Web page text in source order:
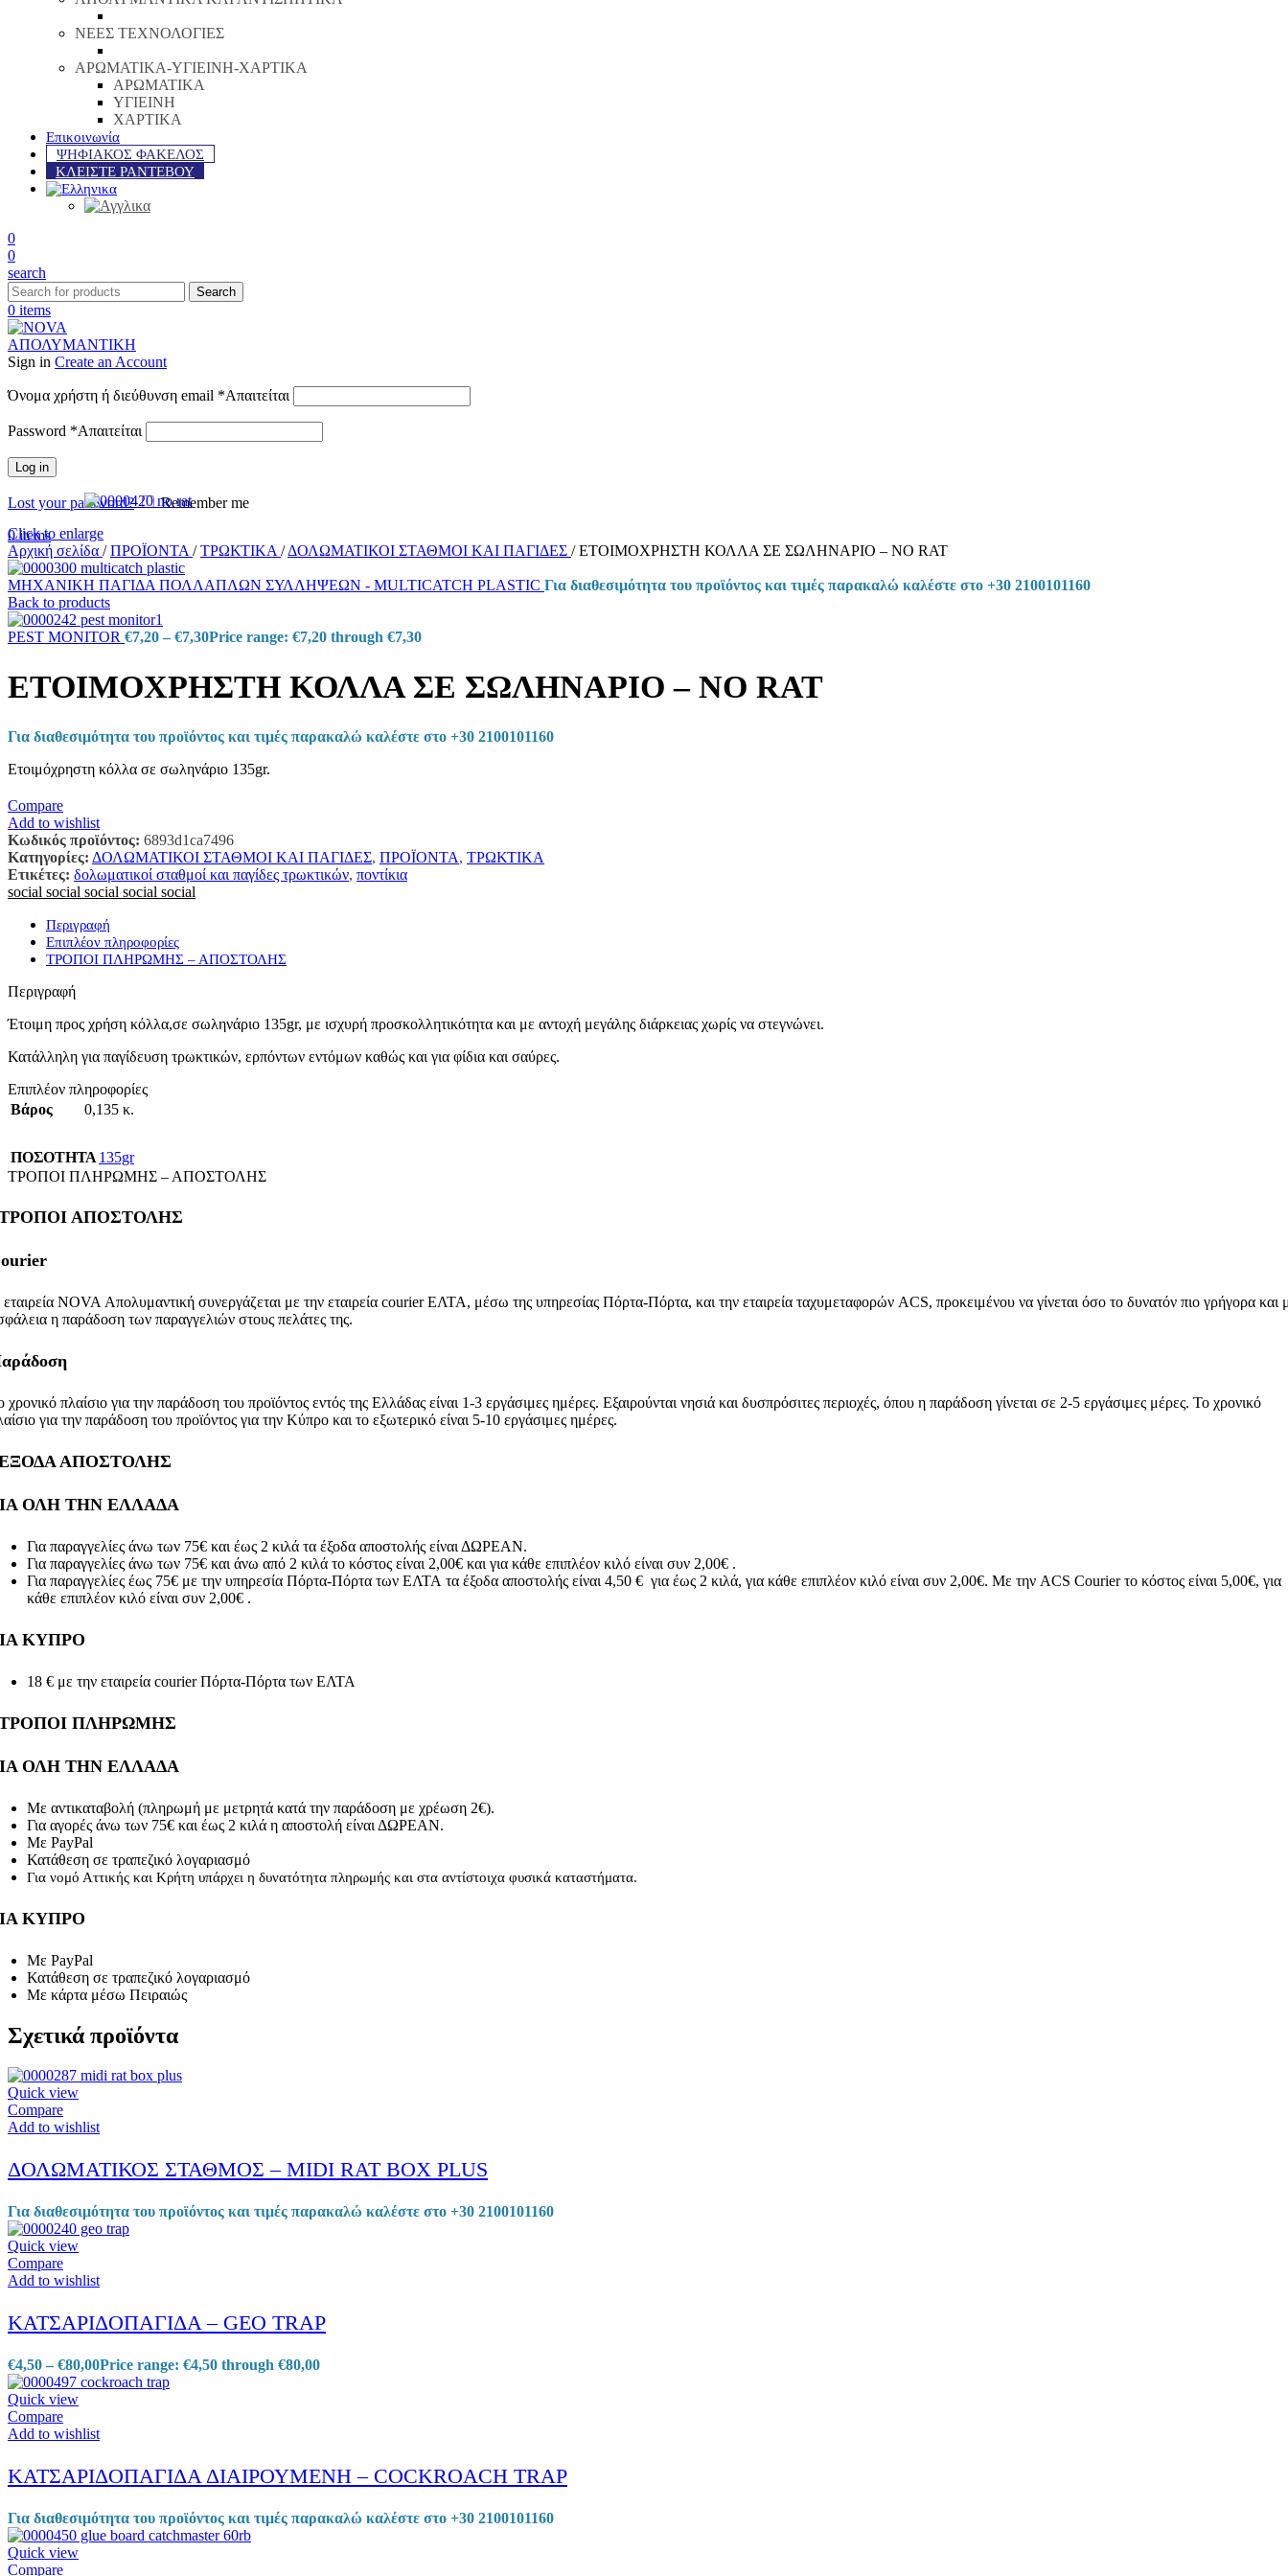
ΝΕΕΣ ΤΕΧΝΟΛΟΓΙΕΣ
ΑΡΩΜΑΤΙΚΑ-ΥΓΙΕΙΝΗ-ΧΑΡΤΙΚΑ
ΑΡΩΜΑΤΙΚΑ
ΥΓΙΕΙΝΗ
ΧΑΡΤΙΚΑ
Επικοινωνία
ΨΗΦΙΑΚΟΣ ΦΑΚΕΛΟΣ
ΚΛΕΙΣΤΕ ΡΑΝΤΕΒΟΥ
0
0
search
Search
0 items
Sign in Create an Account
Όνομα χρήστη ή διεύθυνση email *Απαιτείται
Password *Απαιτείται
Log in
Lost your password?
Remember me
0items
Click to enlarge
Αρχική σελίδα / ΠΡΟΪΟΝΤΑ / ΤΡΩΚΤΙΚΑ / ΔΟΛΩΜΑΤΙΚΟΙ ΣΤΑΘΜΟΙ ΚΑΙ ΠΑΓΙΔΕΣ / ΕΤΟΙΜΟΧΡΗΣΤΗ ΚΟΛΛΑ ΣΕ ΣΩΛΗΝΑΡΙΟ – NO RAT
ΜΗΧΑΝΙΚΗ ΠΑΓΙΔΑ ΠΟΛΛΑΠΛΩΝ ΣΥΛΛΗΨΕΩΝ - MULTICATCH PLASTIC Για διαθεσιμότητα του προϊόντος και τιμές παρακαλώ καλέστε στο +30 2100101160
Back to products
PEST MONITOR €7,20 – €7,30Price range: €7,20 through €7,30
ΕΤΟΙΜΟΧΡΗΣΤΗ ΚΟΛΛΑ ΣΕ ΣΩΛΗΝΑΡΙΟ – NO RAT
Για διαθεσιμότητα του προϊόντος και τιμές παρακαλώ καλέστε στο +30 2100101160
Ετοιμόχρηστη κόλλα σε σωληνάριο 135gr.
Compare
Add to wishlist
Κωδικός προϊόντος: 6893d1ca7496
Κατηγορίες: ΔΟΛΩΜΑΤΙΚΟΙ ΣΤΑΘΜΟΙ ΚΑΙ ΠΑΓΙΔΕΣ, ΠΡΟΪΟΝΤΑ, ΤΡΩΚΤΙΚΑ
Ετικέτες: δολωματικοί σταθμοί και παγίδες τρωκτικών, ποντίκια
social social social social social
Περιγραφή
Επιπλέον πληροφορίες
ΤΡΟΠΟΙ ΠΛΗΡΩΜΗΣ – ΑΠΟΣΤΟΛΗΣ
Περιγραφή
Έτοιμη προς χρήση κόλλα,σε σωληνάριο 135gr, με ισχυρή προσκολλητικότητα και με αντοχή μεγάλης διάρκειας χωρίς να στεγνώνει.
Κατάλληλη για παγίδευση τρωκτικών, ερπόντων εντόμων καθώς και για φίδια και σαύρες.
Επιπλέον πληροφορίες
Βάρος
0,135 κ.
ΠΟΣΟΤΗΤΑ 135gr
ΤΡΟΠΟΙ ΠΛΗΡΩΜΗΣ – ΑΠΟΣΤΟΛΗΣ
ΑΠΟΣΤΟΛΗΣ
NOVA Απολυμαντική συνεργάζεται με την εταιρεία courier ΕΛΤΑ, μέσω της υπηρεσίας Πόρτα-Πόρτα, και την εταιρεία ταχυμεταφορών ACS, προκειμένου να γίνεται όσο το δυνατόν πιο γρήγορα και
η παράδοση των παραγγελιών στους πελάτες της.
χρονικό πλαίσιο για την παράδοση του προϊόντος εντός της Ελλάδας είναι 1-3 εργάσιμες ημέρες. Εξαιρούνται νησιά και δυσπρόσιτες περιοχές, όπου η παράδοση γίνεται σε 2-5 εργάσιμες μέρες. Το χρονικό
για την παράδοση του προϊόντος για την Κύπρο και το εξωτερικό είναι 5-10 εργάσιμες ημέρες.
ΑΠΟΣΤΟΛΗΣ
ΟΛΗ ΤΗΝ ΕΛΛΑΔΑ
Για παραγγελίες άνω των 75€ και έως 2 κιλά τα έξοδα αποστολής είναι ΔΩΡΕΑΝ.
Για παραγγελίες άνω των 75€ και άνω από 2 κιλά το κόστος είναι 2,00€ και για κάθε επιπλέον κιλό είναι συν 2,00€ .
Για παραγγελίες έως 75€ με την υπηρεσία Πόρτα-Πόρτα των ΕΛΤΑ τα έξοδα αποστολής είναι 4,50 € για έως 2 κιλά, για κάθε επιπλέον κιλό είναι συν 2,00€. Με την ACS Courier το κόστος είναι 5,00€, για
κάθε επιπλέον κιλό είναι συν 2,00€ .
ΚΥΠΡΟ
18 € με την εταιρεία courier Πόρτα-Πόρτα των ΕΛΤΑ
ΠΛΗΡΩΜΗΣ
ΟΛΗ ΤΗΝ ΕΛΛΑΔΑ
Με αντικαταβολή (πληρωμή με μετρητά κατά την παράδοση με χρέωση 2€).
Για αγορές άνω των 75€ και έως 2 κιλά η αποστολή είναι ΔΩΡΕΑΝ.
Με PayPal
Κατάθεση σε τραπεζικό λογαριασμό
Για νομό Αττικής και Κρήτη υπάρχει η δυνατότητα πληρωμής και στα αντίστοιχα φυσικά καταστήματα.
ΚΥΠΡΟ
Με PayPal
Κατάθεση σε τραπεζικό λογαριασμό
Με κάρτα μέσω Πειραιώς
Σχετικά προϊόντα
Quick view
Compare
Add to wishlist
ΔΟΛΩΜΑΤΙΚΟΣ ΣΤΑΘΜΟΣ – MIDI RAT BOX PLUS
Για διαθεσιμότητα του προϊόντος και τιμές παρακαλώ καλέστε στο +30 2100101160
Quick view
Compare
Add to wishlist
ΚΑΤΣΑΡΙΔΟΠΑΓΙΔΑ – GEO TRAP
€4,50 – €80,00Price range: €4,50 through €80,00
Quick view
Compare
Add to wishlist
ΚΑΤΣΑΡΙΔΟΠΑΓΙΔΑ ΔΙΑΙΡΟΥΜΕΝΗ – COCKROACH TRAP
Για διαθεσιμότητα του προϊόντος και τιμές παρακαλώ καλέστε στο +30 2100101160
Quick view
Compare